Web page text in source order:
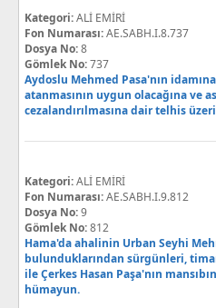
Kategori:ALİ EMİRİ
Fon Numarası:AE.SABH.I.8.737
Dosya No:8
Gömlek No:737
Aydoslu Mehmed Pasa'nın
atanmasının uygun olacağına ve
cezalandırılmasına dair telhis
Kategori:ALİ EMİRİ
Fon Numarası:AE.SABH.I.9.812
Dosya No:9
Gömlek No:812
Hama'da ahalinin Urban Seyhi
bulunduklarından sürgünleri,
ile Çerkes Hasan Paşa'nın
hümayun.